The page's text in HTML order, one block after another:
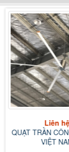
Liên
QUẠT TRẦN
VIỆT